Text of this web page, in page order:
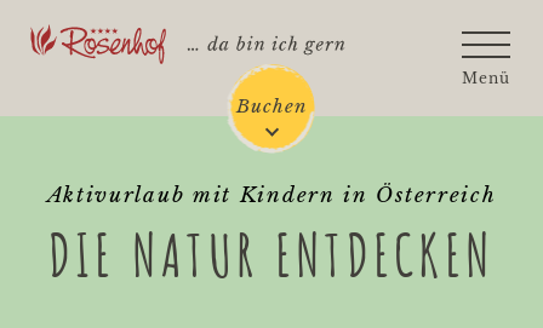
Rosenhof - Zur Startseite
Menü
Buchen
Aktivurlaub mit Kindern in Österreich
DIE NATUR ENTDECKEN